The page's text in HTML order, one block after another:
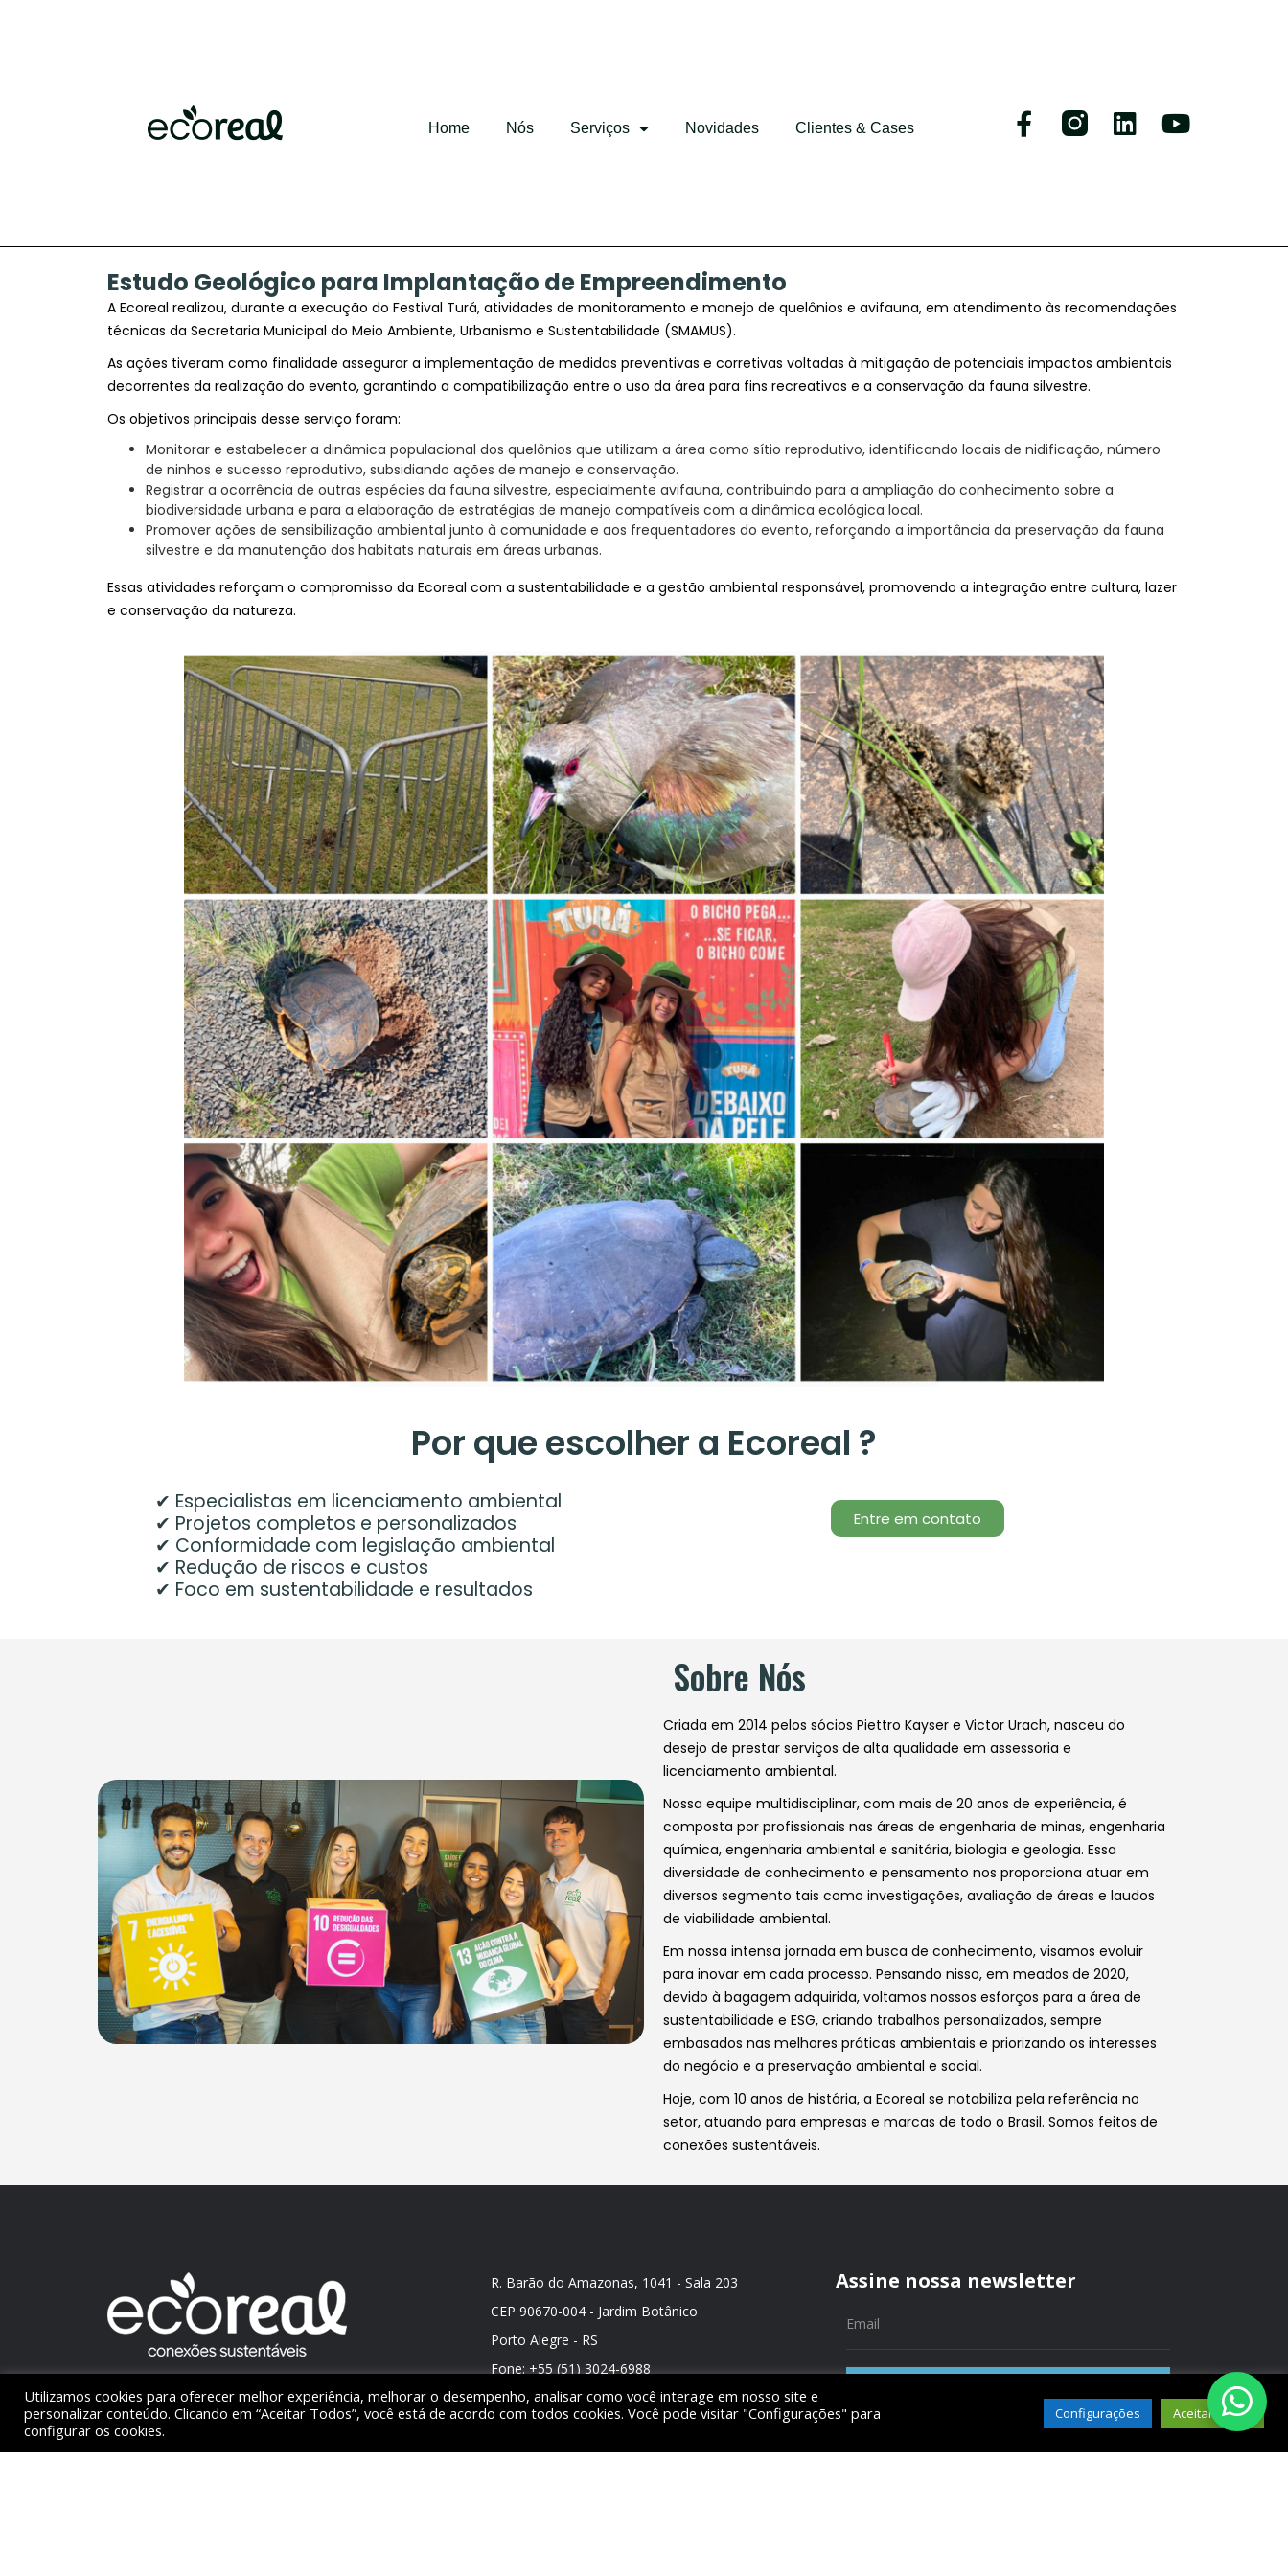
Home Nós Serviços Novidades Clientes & Cases
Estudo Geológico para Implantação de Empreendimento
A Ecoreal realizou, durante a execução do Festival Turá, atividades de monitoramento e manejo de quelônios e avifauna, em atendimento às recomendações
técnicas da Secretaria Municipal do Meio Ambiente, Urbanismo e Sustentabilidade (SMAMUS).
As ações tiveram como finalidade assegurar a implementação de medidas preventivas e corretivas voltadas à mitigação de potenciais impactos ambientais
decorrentes da realização do evento, garantindo a compatibilização entre o uso da área para fins recreativos e a conservação da fauna silvestre.
Os objetivos principais desse serviço foram:
Monitorar e estabelecer a dinâmica populacional dos quelônios que utilizam a área como sítio reprodutivo, identificando locais de nidificação, número
de ninhos e sucesso reprodutivo, subsidiando ações de manejo e conservação.
Registrar a ocorrência de outras espécies da fauna silvestre, especialmente avifauna, contribuindo para a ampliação do conhecimento sobre a
biodiversidade urbana e para a elaboração de estratégias de manejo compatíveis com a dinâmica ecológica local.
Promover ações de sensibilização ambiental junto à comunidade e aos frequentadores do evento, reforçando a importância da preservação da fauna
silvestre e da manutenção dos habitats naturais em áreas urbanas.
Essas atividades reforçam o compromisso da Ecoreal com a sustentabilidade e a gestão ambiental responsável, promovendo a integração entre cultura, lazer
e conservação da natureza.
Por que escolher a Ecoreal ?
✔ Especialistas em licenciamento ambiental
✔ Projetos completos e personalizados
✔ Conformidade com legislação ambiental
✔ Redução de riscos e custos
✔ Foco em sustentabilidade e resultados
Entre em contato
Sobre Nós
Criada em 2014 pelos sócios Piettro Kayser e Victor Urach, nasceu do
desejo de prestar serviços de alta qualidade em assessoria e
licenciamento ambiental.
Nossa equipe multidisciplinar, com mais de 20 anos de experiência, é
composta por profissionais nas áreas de engenharia de minas, engenharia
química, engenharia ambiental e sanitária, biologia e geologia. Essa
diversidade de conhecimento e pensamento nos proporciona atuar em
diversos segmento tais como investigações, avaliação de áreas e laudos
de viabilidade ambiental.
Em nossa intensa jornada em busca de conhecimento, visamos evoluir
para inovar em cada processo. Pensando nisso, em meados de 2020,
devido à bagagem adquirida, voltamos nossos esforços para a área de
sustentabilidade e ESG, criando trabalhos personalizados, sempre
embasados nas melhores práticas ambientais e priorizando os interesses
do negócio e a preservação ambiental e social.
Hoje, com 10 anos de história, a Ecoreal se notabiliza pela referência no
setor, atuando para empresas e marcas de todo o Brasil. Somos feitos de
conexões sustentáveis.
R. Barão do Amazonas, 1041 - Sala 203
CEP 90670-004 - Jardim Botânico
Porto Alegre - RS
Fone: +55 (51) 3024-6988
Email: consultoria@ecoreal.com.br
Assine nossa newsletter
Utilizamos cookies para oferecer melhor experiência, melhorar o desempenho, analisar como você interage em nosso site e
personalizar conteúdo. Clicando em “Aceitar Todos”, você está de acordo com todos cookies. Você pode visitar "Configurações" para
configurar os cookies.
Configurações Aceitar Todos